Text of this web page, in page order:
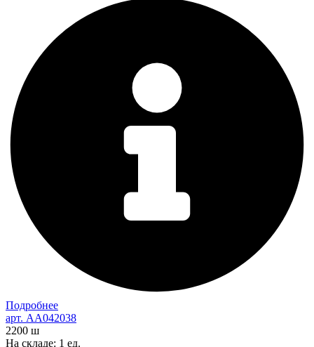
Подробнее
арт. AA042038
2200 ш
На складе: 1 ед.